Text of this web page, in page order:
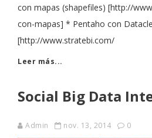
con mapas (shapefiles) [http://
con-mapas] * Pentaho con
[http://www.stratebi.com/
Leer más...
Social Big Data
Admin nov. 13, 2014
0